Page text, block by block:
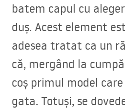
batem capul cu
duș. Acest element
adesea tratat ca un
că, mergând la
coș primul model
gata. Totuși, se